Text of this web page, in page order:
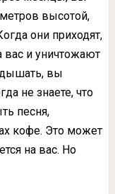
высотой,
они приходят,
и уничтожают
вы
не знаете, что
песня,
кофе. Это может
на вас. Но